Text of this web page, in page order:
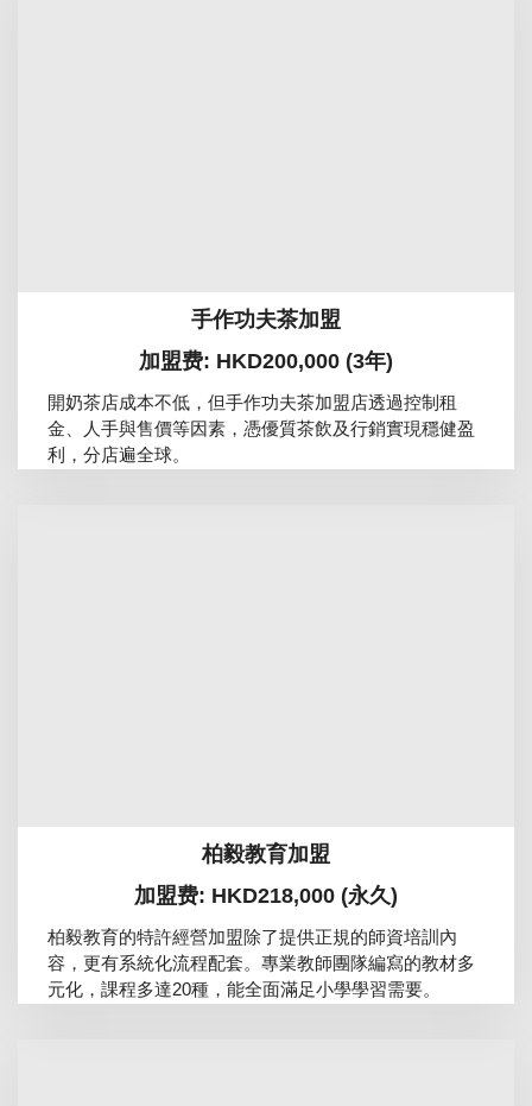
手作功夫茶加盟
加盟费: HKD200,000 (3年)
開奶茶店成本不低，但手作功夫茶加盟店透過控制租
金、人手與售價等因素，憑優質茶飲及行銷實現穩健盈
利，分店遍全球。
柏毅教育加盟
加盟费: HKD218,000 (永久)
柏毅教育的特許經營加盟除了提供正規的師資培訓內
容，更有系統化流程配套。專業教師團隊編寫的教材多
元化，課程多達20種，能全面滿足小學學習需要。